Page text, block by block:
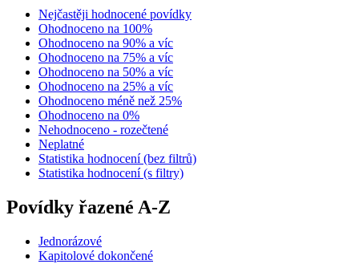
Nejčastěji hodnocené povídky
Ohodnoceno na 100%
Ohodnoceno na 90% a víc
Ohodnoceno na 75% a víc
Ohodnoceno na 50% a víc
Ohodnoceno na 25% a víc
Ohodnoceno méně než 25%
Ohodnoceno na 0%
Nehodnoceno - rozečtené
Neplatné
Statistika hodnocení (bez filtrů)
Statistika hodnocení (s filtry)
Povídky řazené A-Z
Jednorázové
Kapitolové dokončené